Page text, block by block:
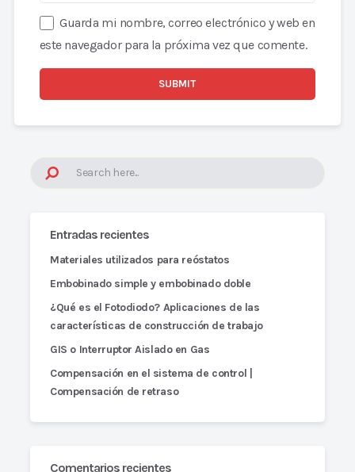
Entradas recientes
Materiales utilizados para reóstatos
Embobinado simple y embobinado doble
¿Qué es el Fotodiodo? Aplicaciones de las
características de construcción de trabajo
GIS o Interruptor Aislado en Gas
Compensación en el sistema de control |
Compensación de retraso
Comentarios recientes
Guarda mi nombre, correo electrónico y web en
este navegador para la próxima vez que comente.